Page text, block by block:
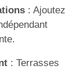
: Ajoutez
: Terrasses